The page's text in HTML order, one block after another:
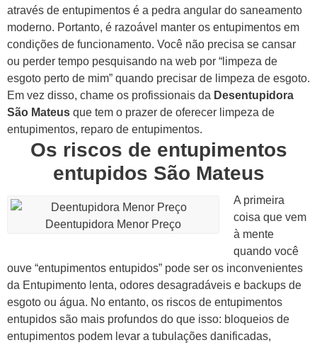
através de entupimentos é a pedra angular do saneamento
moderno. Portanto, é razoável manter os entupimentos em
condições de funcionamento. Você não precisa se cansar
ou perder tempo pesquisando na web por “limpeza de
esgoto perto de mim” quando precisar de limpeza de esgoto.
Em vez disso, chame os profissionais da Desentupidora
São Mateus que tem o prazer de oferecer limpeza de
entupimentos, reparo de entupimentos.
Os riscos de entupimentos
entupidos São Mateus
Deentupidora Menor Preço
A primeira
coisa que vem
à mente
quando você
ouve “entupimentos entupidos” pode ser os inconvenientes
da Entupimento lenta, odores desagradáveis e backups de
esgoto ou água. No entanto, os riscos de entupimentos
entupidos são mais profundos do que isso: bloqueios de
entupimentos podem levar a tubulações danificadas,